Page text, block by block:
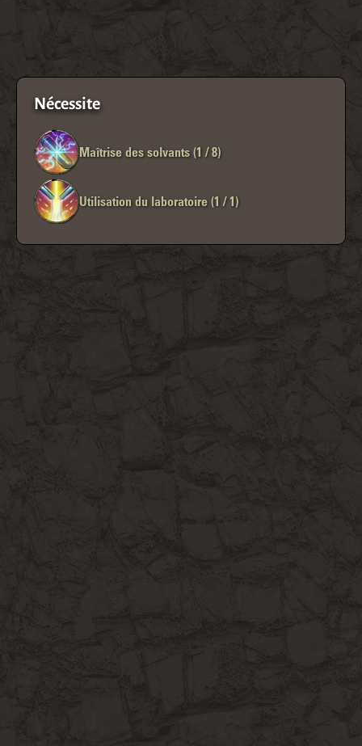
Nécessite
Maîtrise des solvants (1 / 8)
Utilisation du laboratoire (1 / 1)